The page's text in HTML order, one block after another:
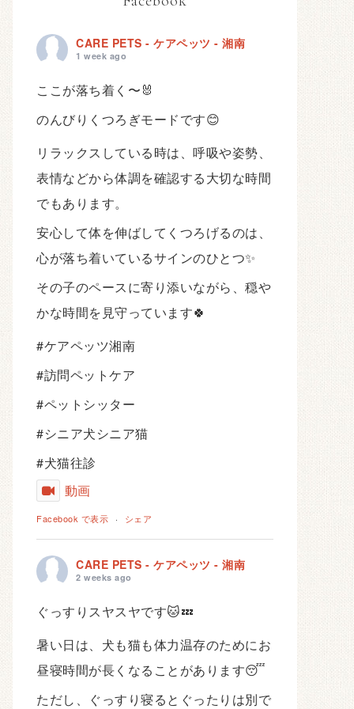
CARE PETS - ケアペッツ - 湘南
1 week ago
ここが落ち着く〜🐰
のんびりくつろぎモードです😊
リラックスしている時は、呼吸や姿勢、
表情などから体調を確認する大切な時間
でもあります。
安心して体を伸ばしてくつろげるのは、
心が落ち着いているサインのひとつ✨
その子のペースに寄り添いながら、穏や
かな時間を見守っています🍀
#ケアペッツ湘南
#訪問ペットケア
#ペットシッター
#シニア犬シニア猫
#犬猫往診
動画
Facebook で表示 · シェア
CARE PETS - ケアペッツ - 湘南
2 weeks ago
ぐっすりスヤスヤです🐱💤
暑い日は、犬も猫も体力温存のためにお
昼寝時間が長くなることがあります😴
ただし、ぐっすり寝るとぐったりは別で